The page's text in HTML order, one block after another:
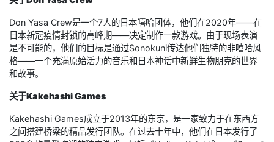
Don Yasa Crew是一个7人的日本嘻哈团体，他们在2020年——在
日本新冠疫情封锁的高峰期——决定制作一款游戏。由于现场表演
是不可能的，他们的目标是通过Sonokuni传达他们独特的非嘻哈风
格——一个充满原始活力的音乐和日本神话中新鲜生物朋克的世界
和故事。
关于Kakehashi Games
Kakehashi Games成立于2013年的东京，是一家致力于在东西方
之间搭建桥梁的精品发行团队。在过去十年中，他们在日本发行了